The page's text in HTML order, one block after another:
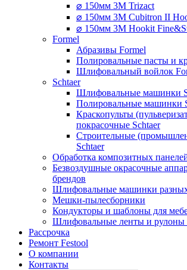
⌀ 150мм 3M Trizact
⌀ 150мм 3M Cubitron II
⌀ 150мм 3M Hookit
Formel
Абразивы Formel
Полировальные пасты и
Шлифовальный войлок
Schtaer
Шлифовальные машинки
Полировальные машинки
Краскопульты
покрасочные Schtaer
Строительные
Schtaer
Обработка композитных
Безвоздушные окрасочные
брендов
Шлифовальные машинки
Мешки-пылесборники
Кондукторы и шаблоны для
Шлифовальные ленты и
Рассрочка
Ремонт Festool
О компании
Контакты